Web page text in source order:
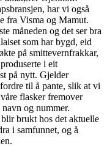
har vi også
fra Visma og Mamut.
måneden og det ser bra
som har bygd, eid
på smittevernfrakkar,
i eit
på nytt. Gjelder
til å pante, slik at vi
flasker fremover
og nummer.
brukt hos det aktuelle
i samfunnet, og å